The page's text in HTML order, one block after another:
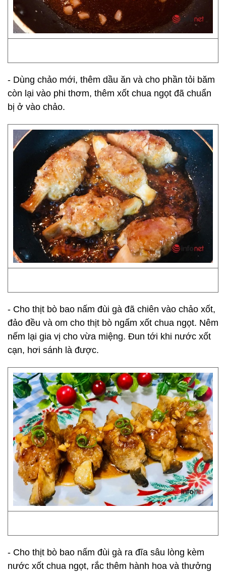
- Dùng chảo mới, thêm dầu ăn và cho phần tỏi băm
còn lại vào phi thơm, thêm xốt chua ngọt đã chuẩn
bị ở vào chảo.
- Cho thịt bò bao nấm đùi gà đã chiên vào chảo xốt,
đảo đều và om cho thịt bò ngấm xốt chua ngọt. Nêm
nếm lại gia vị cho vừa miệng. Đun tới khi nước xốt
cạn, hơi sánh là được.
- Cho thịt bò bao nấm đùi gà ra đĩa sâu lòng kèm
nước xốt chua ngọt, rắc thêm hành hoa và thưởng